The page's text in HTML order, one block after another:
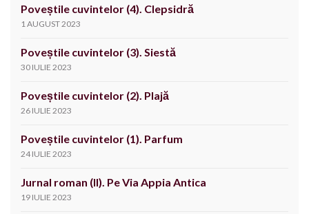
Poveștile cuvintelor (4). Clepsidră
1 AUGUST 2023
Poveștile cuvintelor (3). Siestă
30 IULIE 2023
Poveștile cuvintelor (2). Plajă
26 IULIE 2023
Poveștile cuvintelor (1). Parfum
24 IULIE 2023
Jurnal roman (II). Pe Via Appia Antica
19 IULIE 2023